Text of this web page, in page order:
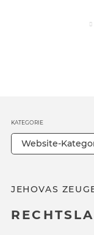
JEHOVAS
KATEGORIE
Website-